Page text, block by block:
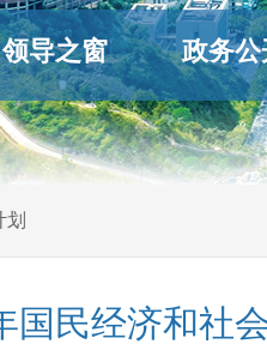
领导之窗 政务公
国民经济和社